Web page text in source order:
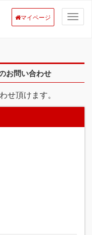
マイページ
お問い合わせ
せ頂けます。